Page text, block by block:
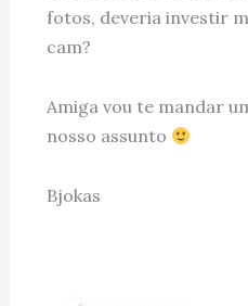
fotos, deveria investir
cam?
Amiga vou te mandar
nosso assunto
Bjokas